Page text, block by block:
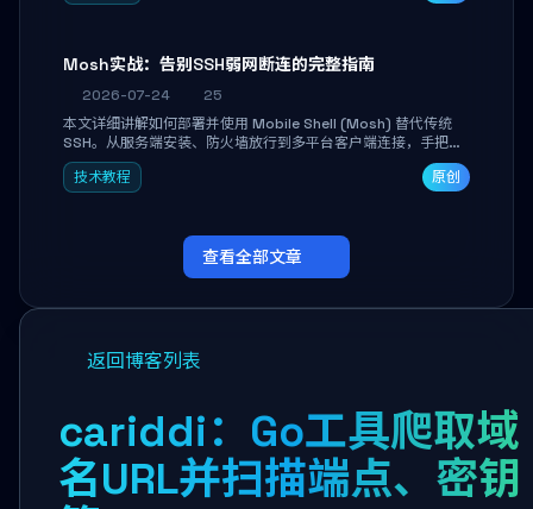
Mosh实战：告别SSH弱网断连的完整指南
2026-07-24
25
本文详细讲解如何部署并使用 Mobile Shell (Mosh) 替代传统
SSH。从服务端安装、防火墙放行到多平台客户端连接，手把手
带你掌握本地回显、连接漫游与断线自动恢复等核心功能。彻底
解决高铁、移动网络等弱网场景下 SSH 频繁掉线、会话丢失的痛
技术教程 原创
查看全部文章
返回博客列表
cariddi：Go工具爬取域
名URL并扫描端点、密钥